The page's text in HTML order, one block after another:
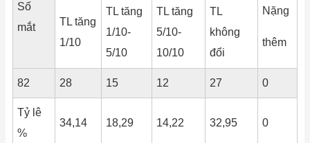
Số
mắt
TL tăng
1/10
TL tăng
1/10-
5/10
TL tăng
5/10-
10/10
TL
không
đổi
Nặng
thêm
82 28 15 12 27 0
Tỷ lê
%
34,14 18,29 14,22 32,95 0